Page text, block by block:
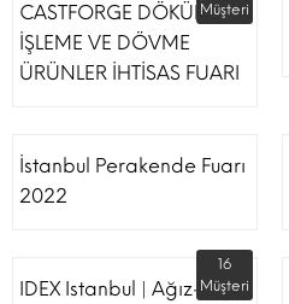
CASTFORGE DÖKÜM,
İŞLEME VE DÖVME
ÜRÜNLER İHTİSAS FUARI
Müşteri
İstanbul Perakende Fuarı
2022
IDEX Istanbul | Ağız-Diş
16
Müşteri